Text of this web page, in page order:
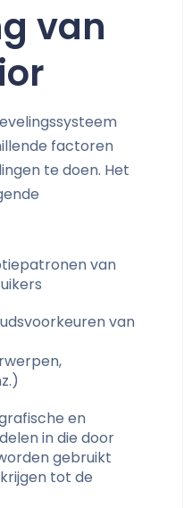
van
factoren
te doen. Het
van
van
en
in die door
gebruikt
tot de